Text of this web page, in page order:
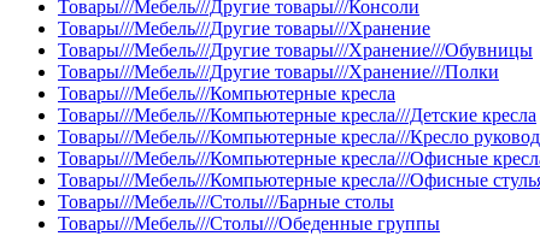
Товары///Мебель///Другие товары///Консоли
Товары///Мебель///Другие товары///Хранение
Товары///Мебель///Другие товары///Хранение///Обувницы
Товары///Мебель///Другие товары///Хранение///Полки
Товары///Мебель///Компьютерные кресла
Товары///Мебель///Компьютерные кресла///Детские кресла
Товары///Мебель///Компьютерные кресла///Кресло
Товары///Мебель///Компьютерные кресла///Офисные
Товары///Мебель///Компьютерные кресла///Офисные
Товары///Мебель///Столы///Барные столы
Товары///Мебель///Столы///Обеденные группы